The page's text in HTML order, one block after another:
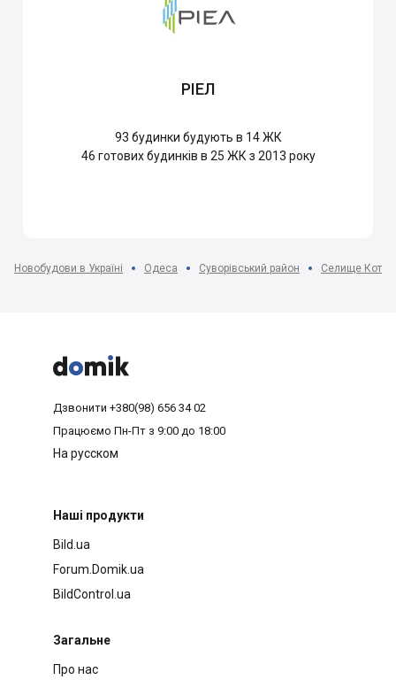
РІЕЛ
93 будинки будують в 14 ЖК
46 готових будинків в 25 ЖК з 2013 року
Новобудови в Україні Одеса Суворівський район Селище



Дзвонити +380(98) 656 34 02
Працюємо Пн-Пт з 9:00 до 18:00
На русском
Наші продукти
Bild.ua
Forum.Domik.ua
BildControl.ua
Загальне
Про нас